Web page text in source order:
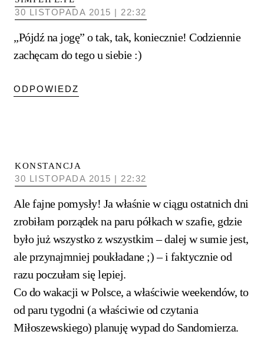
30 LISTOPADA 2015 | 22:32
„Pójdź na jogę” o tak, tak, koniecznie! Codziennie
zachęcam do tego u siebie :)
ODPOWIEDZ
KONSTANCJA
30 LISTOPADA 2015 | 22:32
Ale fajne pomysły! Ja właśnie w ciągu ostatnich dni
zrobiłam porządek na paru półkach w szafie, gdzie
było już wszystko z wszystkim – dalej w sumie jest,
ale przynajmniej poukładane ;) – i faktycznie od
razu poczułam się lepiej.
Co do wakacji w Polsce, a właściwie weekendów, to
od paru tygodni (a właściwie od czytania
Miłoszewskiego) planuję wypad do Sandomierza.